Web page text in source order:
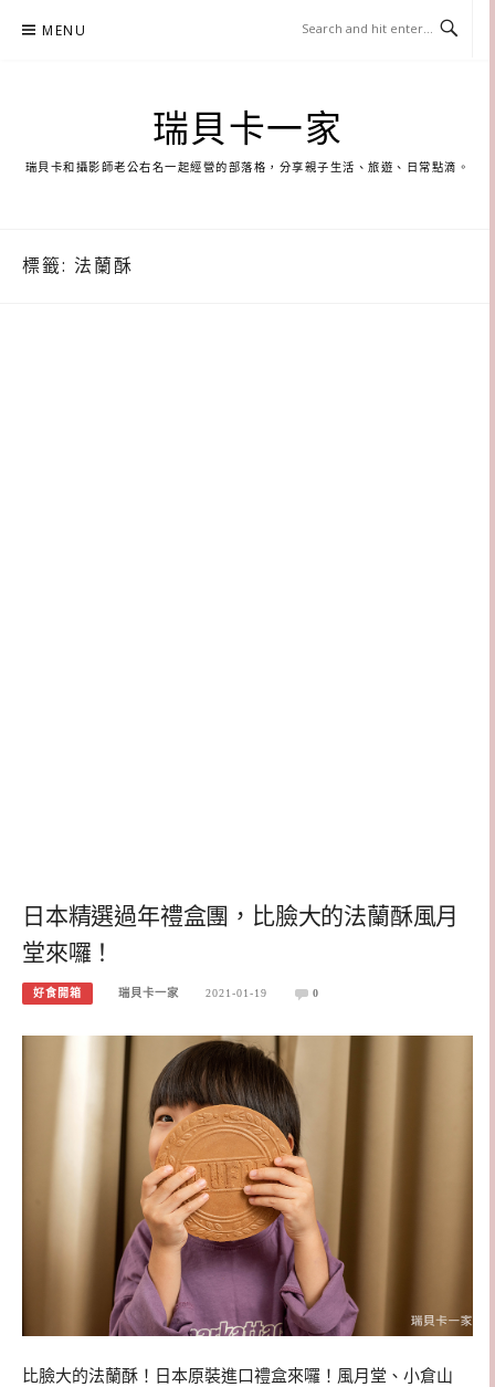
MENU
瑞貝卡一家
瑞貝卡和攝影師老公右名一起經營的部落格，分享親子生活、旅遊、日常點滴。
標籤: 法蘭酥
日本精選過年禮盒團，比臉大的法蘭酥風月
堂來囉！
好食開箱 瑞貝卡一家 2021-01-19 0
比臉大的法蘭酥！日本原裝進口禮盒來囉！風月堂、小倉山